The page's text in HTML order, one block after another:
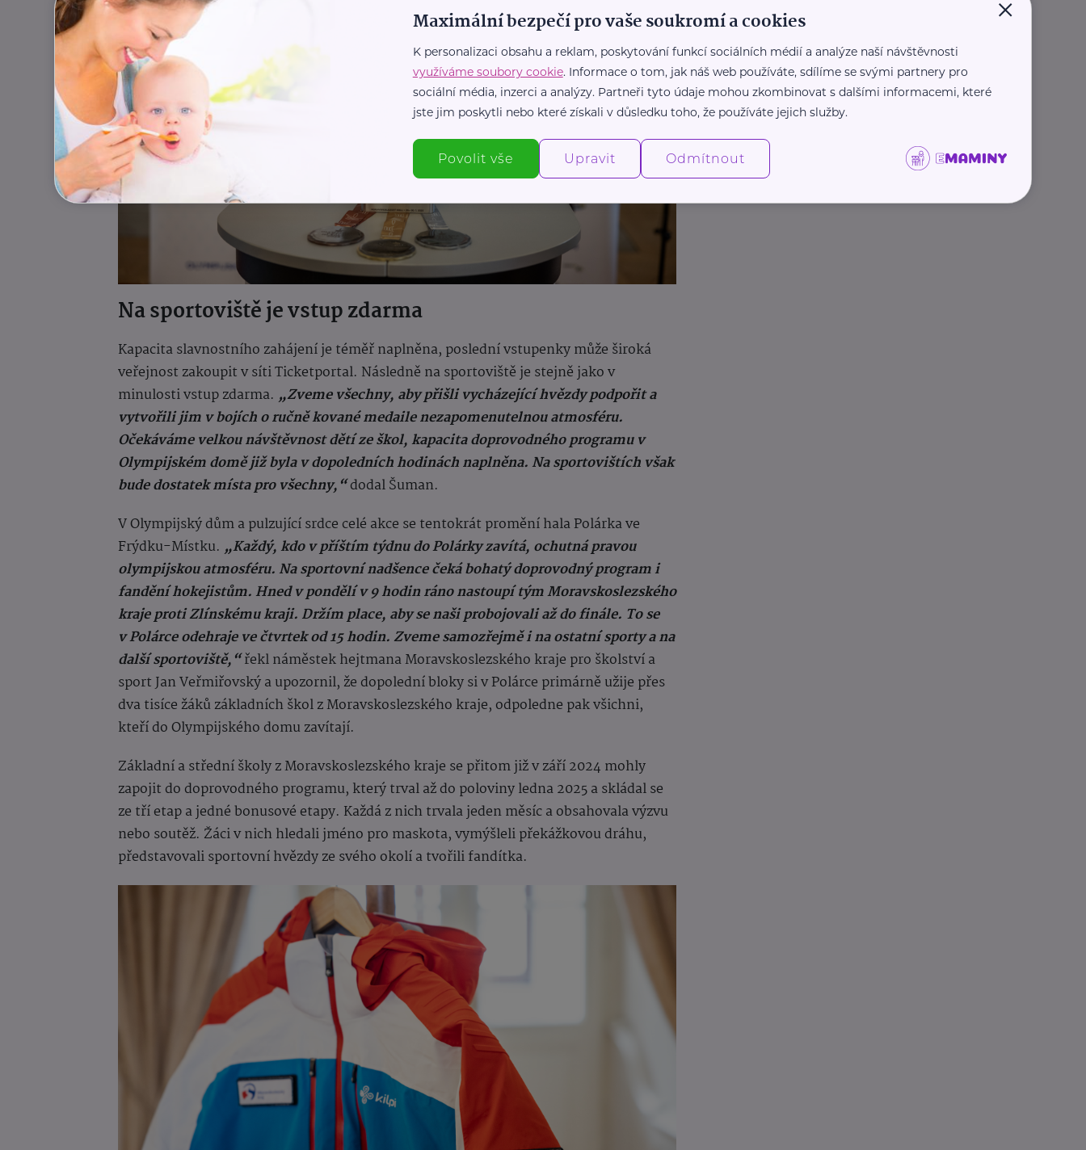
Na sportoviště je vstup zdarma
Kapacita slavnostního zahájení je téměř naplněna, poslední vstupenky může široká
veřejnost zakoupit v síti Ticketportal. Následně na sportoviště je stejně jako v
minulosti vstup zdarma. „Zveme všechny, aby přišli vycházející hvězdy podpořit a
vytvořili jim v bojích o ručně kované medaile nezapomenutelnou atmosféru.
Očekáváme velkou návštěvnost dětí ze škol, kapacita doprovodného programu v
Olympijském domě již byla v dopoledních hodinách naplněna. Na sportovištích však
bude dostatek místa pro všechny,“dodal Šuman.
V Olympijský dům a pulzující srdce celé akce se tentokrát promění hala Polárka ve
Frýdku-Místku. „Každý, kdo v příštím týdnu do Polárky zavítá, ochutná pravou
olympijskou atmosféru. Na sportovní nadšence čeká bohatý doprovodný program i
fandění hokejistům. Hned v pondělí v 9 hodin ráno nastoupí tým Moravskoslezského
kraje proti Zlínskému kraji. Držím place, aby se naši probojovali až do finále. To se
v Polárce odehraje ve čtvrtek od 15 hodin. Zveme samozřejmě i na ostatní sporty a na
další sportoviště,“řekl náměstek hejtmana Moravskoslezského kraje pro školství a
sport Jan Veřmiřovský a upozornil, že dopolední bloky si v Polárce primárně užije přes
dva tisíce žáků základních škol z Moravskoslezského kraje, odpoledne pak všichni,
kteří do Olympijského domu zavítají.
Základní a střední školy z Moravskoslezského kraje se přitom již v září 2024 mohly
zapojit do doprovodného programu, který trval až do poloviny ledna 2025 a skládal se
ze tří etap a jedné bonusové etapy. Každá z nich trvala jeden měsíc a obsahovala výzvu
nebo soutěž. Žáci v nich hledali jméno pro maskota, vymýšleli překážkovou dráhu,
představovali sportovní hvězdy ze svého okolí a tvořili fandítka.
×
Maximální bezpečí pro vaše soukromí a cookies
K personalizaci obsahu a reklam, poskytování funkcí sociálních médií a analýze naší návštěvnosti
využíváme soubory cookie. Informace o tom, jak náš web používáte, sdílíme se svými partnery pro
sociální média, inzerci a analýzy. Partneři tyto údaje mohou zkombinovat s dalšími informacemi, které
jste jim poskytli nebo které získali v důsledku toho, že používáte jejich služby.
Povolit vše Upravit Odmítnout